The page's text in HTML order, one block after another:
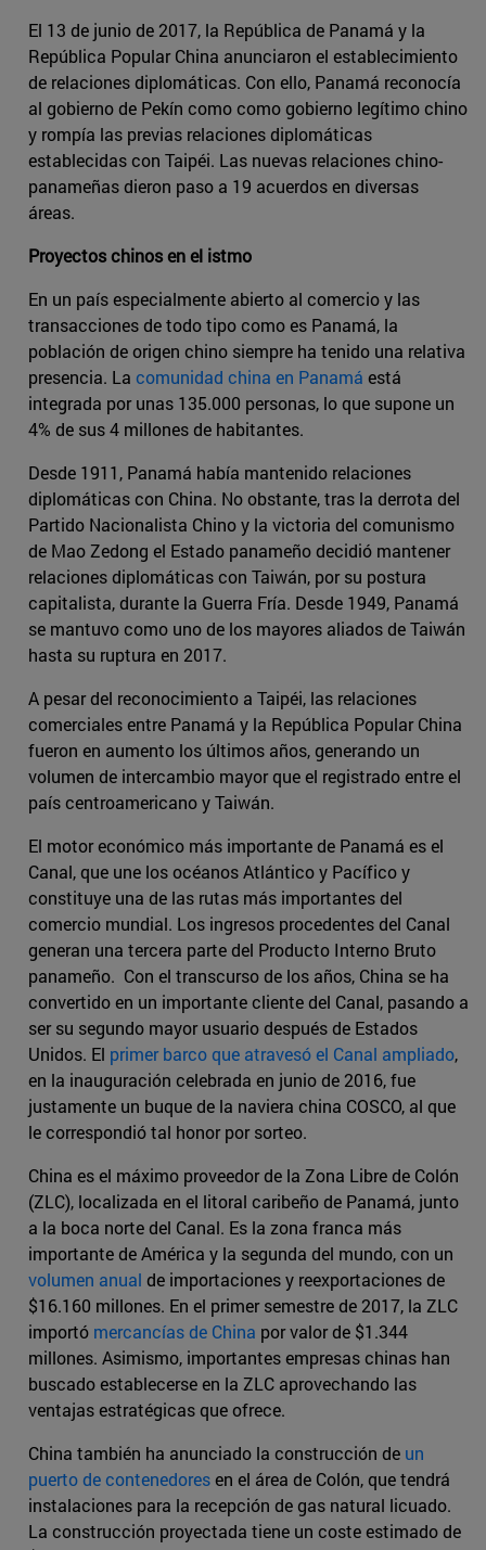
El 13 de junio de 2017, la República de Panamá y la
República Popular China anunciaron el establecimiento
de relaciones diplomáticas. Con ello, Panamá reconocía
al gobierno de Pekín como como gobierno legítimo chino
y rompía las previas relaciones diplomáticas
establecidas con Taipéi. Las nuevas relaciones chino-
panameñas dieron paso a 19 acuerdos en diversas
áreas.
Proyectos chinos en el istmo
En un país especialmente abierto al comercio y las
transacciones de todo tipo como es Panamá, la
población de origen chino siempre ha tenido una relativa
presencia. La comunidad china en Panamá está
integrada por unas 135.000 personas, lo que supone un
4% de sus 4 millones de habitantes.
Desde 1911, Panamá había mantenido relaciones
diplomáticas con China. No obstante, tras la derrota del
Partido Nacionalista Chino y la victoria del comunismo
de Mao Zedong el Estado panameño decidió mantener
relaciones diplomáticas con Taiwán, por su postura
capitalista, durante la Guerra Fría. Desde 1949, Panamá
se mantuvo como uno de los mayores aliados de Taiwán
hasta su ruptura en 2017.
A pesar del reconocimiento a Taipéi, las relaciones
comerciales entre Panamá y la República Popular China
fueron en aumento los últimos años, generando un
volumen de intercambio mayor que el registrado entre el
país centroamericano y Taiwán.
El motor económico más importante de Panamá es el
Canal, que une los océanos Atlántico y Pacífico y
constituye una de las rutas más importantes del
comercio mundial. Los ingresos procedentes del Canal
generan una tercera parte del Producto Interno Bruto
panameño. Con el transcurso de los años, China se ha
convertido en un importante cliente del Canal, pasando a
ser su segundo mayor usuario después de Estados
Unidos. El primer barco que atravesó el Canal ampliado,
en la inauguración celebrada en junio de 2016, fue
justamente un buque de la naviera china COSCO, al que
le correspondió tal honor por sorteo.
China es el máximo proveedor de la Zona Libre de Colón
(ZLC), localizada en el litoral caribeño de Panamá, junto
a la boca norte del Canal. Es la zona franca más
importante de América y la segunda del mundo, con un
volumen anual de importaciones y reexportaciones de
$16.160 millones. En el primer semestre de 2017, la ZLC
importó mercancías de China por valor de $1.344
millones. Asimismo, importantes empresas chinas han
buscado establecerse en la ZLC aprovechando las
ventajas estratégicas que ofrece.
China también ha anunciado la construcción de un
puerto de contenedoresen el área de Colón, que tendrá
instalaciones para la recepción de gas natural licuado.
La construcción proyectada tiene un coste estimado de